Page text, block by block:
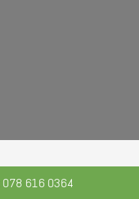
078 616 0364